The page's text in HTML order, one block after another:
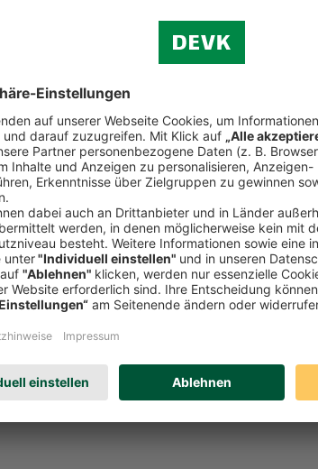
SEPA sowie zum Erteilen eines SEPA-
Hause aus
Beratung? Wir sind gerne persönlich für
Sie können auf diesem Wege auch
Sie sich jetzt bei meineDEVK an und profitieren
vergessen sind
schnell aus der Welt. Unser Schadenservice ist
meineDEVK. Wenn Sie eingeloggt sind, sind Ihre
gebührenfrei aus dem deutschen Telefonnetz).
(gebührenpflichtig aus dem Ausland).